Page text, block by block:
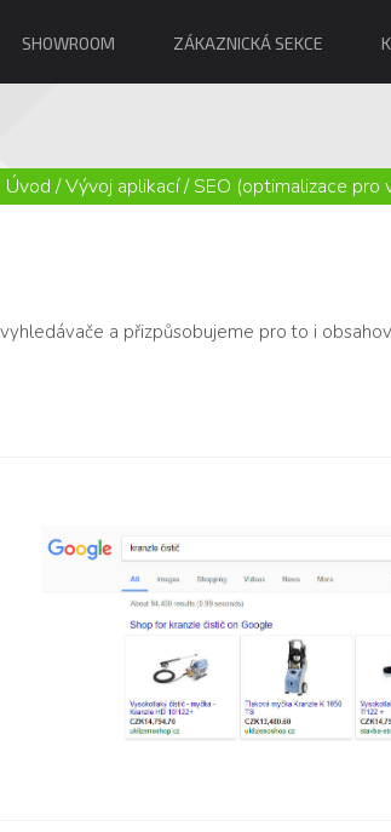
SHOWROOM ZÁKAZNICKÁ SEKCE
Úvod/Vývoj aplikací/SEO (optimalizace pro
a přizpůsobujeme pro to i